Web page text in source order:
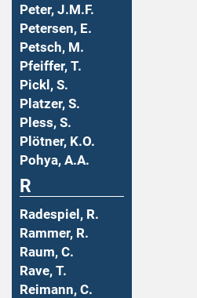
Peter, J.M.F.
Petersen, E.
Petsch, M.
Pfeiffer, T.
Pickl, S.
Platzer, S.
Pless, S.
Plötner, K.O.
Pohya, A.A.
R
Radespiel, R.
Rammer, R.
Raum, C.
Rave, T.
Reimann, C.